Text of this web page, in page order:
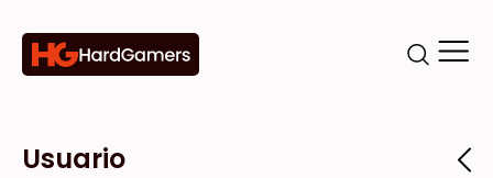
Categorías
Marcas
Tiendas
Usuario